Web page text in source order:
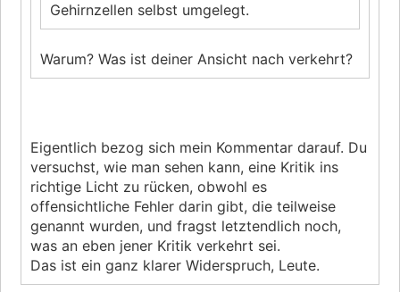
Gehirnzellen selbst umgelegt.
Warum? Was ist deiner Ansicht nach verkehrt?
Eigentlich bezog sich mein Kommentar darauf. Du
versuchst, wie man sehen kann, eine Kritik ins
richtige Licht zu rücken, obwohl es
offensichtliche Fehler darin gibt, die teilweise
genannt wurden, und fragst letztendlich noch,
was an eben jener Kritik verkehrt sei.
Das ist ein ganz klarer Widerspruch, Leute.